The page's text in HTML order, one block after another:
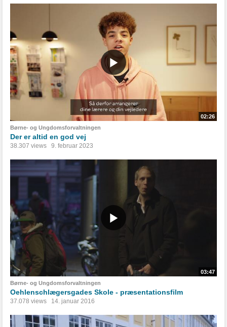
02:26
Børne- og Ungdomsforvaltningen
Der er altid en god vej
38.307 views 9. februar 2023
03:47
Børne- og Ungdomsforvaltningen
Oehlenschlægersgades Skole - præsentationsfilm
37.078 views 14. januar 2016